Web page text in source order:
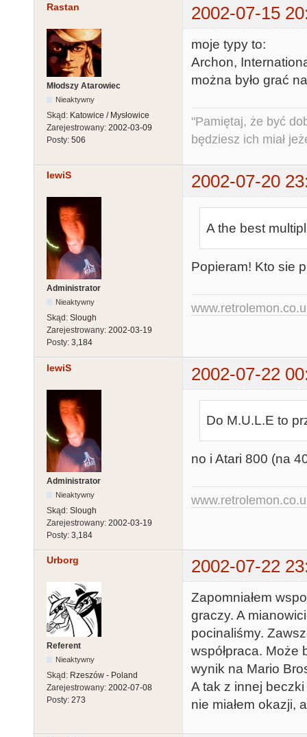
Rastan 2002-07-15
Młodszy Atarowiec
Nieaktywny
Skąd: Katowice / Mysłowice
Zarejestrowany: 2002-03-09
Posty: 506
moje typy to:
Archon,
można było grać
"Pamiętaj, że być
będziesz ich miał
lewiS 2002-07-20
Administrator
Nieaktywny
Skąd: Slough
Zarejestrowany: 2002-03-19
Posty: 3,184
A the best
Popieram! Kto sie
lewiS 2002-07-22
Administrator
Nieaktywny
Skąd: Slough
Zarejestrowany: 2002-03-19
Posty: 3,184
Do M.U.L.E to
no i Atari 800 (na
Urborg 2002-07-22
Referent
Nieaktywny
Skąd: Rzeszów - Poland
Zarejestrowany: 2002-07-08
Posty: 273
Zapomniałem
graczy. A
pocinaliśmy.
współpraca. Może
wynik na Mario
A tak z innej
nie miałem okazji,